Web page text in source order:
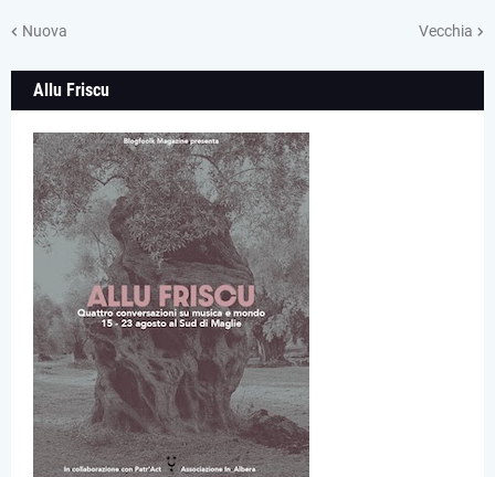
Nuova Vecchia
Allu Friscu